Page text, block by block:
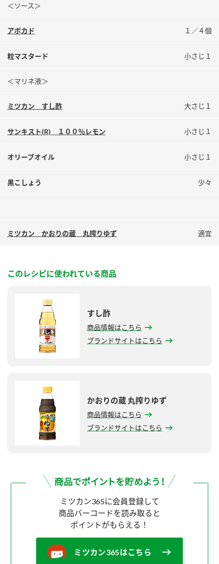
＜ソース＞
アボカド １／４個
粒マスタード 小さじ１
＜マリネ液＞
ミツカン すし酢 大さじ１
サンキスト(R) １００％レモン 小さじ１
オリーブオイル 小さじ１
黒こしょう 少々
ミツカン かおりの蔵 丸搾りゆず 適宜
このレシピに使われている商品
すし酢
商品情報はこちら
ブランドサイトはこちら
かおりの蔵 丸搾りゆず
商品情報はこちら
ブランドサイトはこちら
ミツカン365に会員登録して
商品バーコードを読み取ると
ポイントがもらえる！
ミツカン365はこちら